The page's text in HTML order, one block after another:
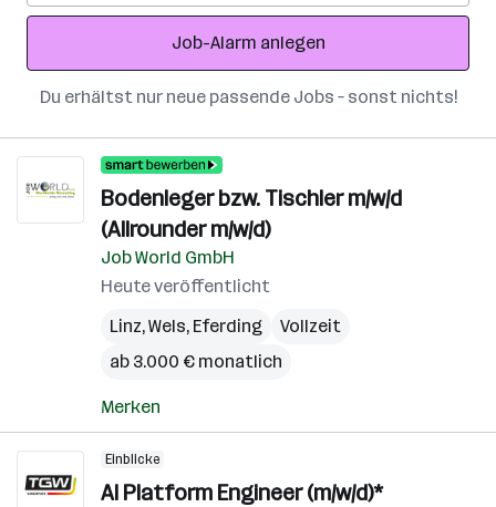
Adresse
Job-Alarm anlegen
Du erhältst nur neue passende Jobs – sonst nichts!
Bodenleger bzw. Tischler m/w/d
(Allrounder m/w/d)
Job World GmbH
Heute veröffentlicht
Linz,Wels, Eferding
Vollzeit
ab 3.000 € monatlich
Merken
Einblicke
AI Platform Engineer (m/w/d)*